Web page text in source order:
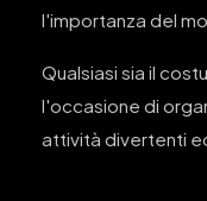
l'importanza del
Qualsiasi sia il
l'occasione di
attività divertenti